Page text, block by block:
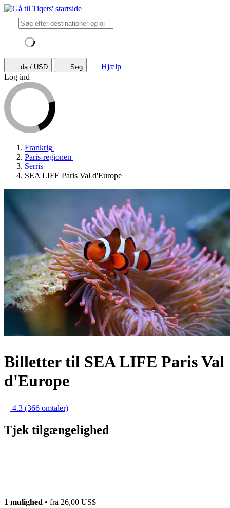
da / USD Søg
Hjælp
Log ind
Frankrig
Paris-regionen
Serris
SEA LIFE Paris Val d'Europe
Billetter til SEA LIFE Paris Val
d'Europe
4.3 (366 omtaler)
Tjek tilgængelighed
1 mulighed • fra 26,00 US$